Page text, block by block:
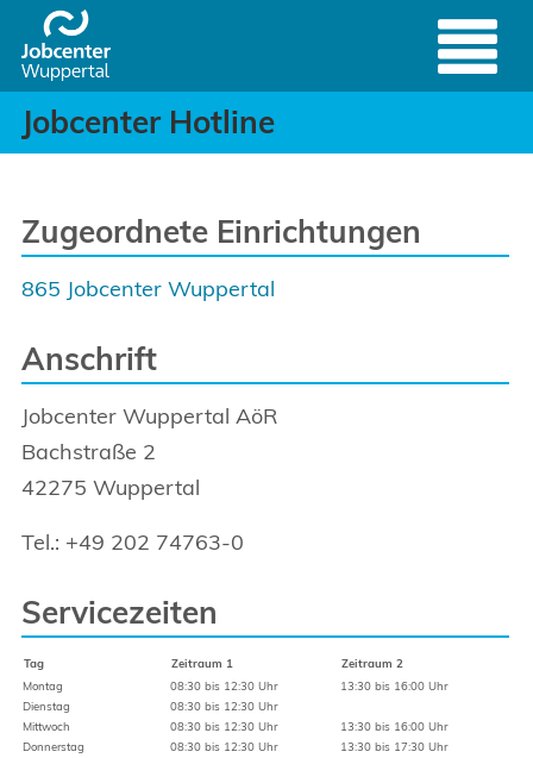
Zum Hauptinhalt springen
Jobcenter Hotline -
Header
Jobcenter Hotline
Zugeordnete Einrichtungen
865 Jobcenter Wuppertal
Anschrift
Jobcenter Wuppertal AöR
Bachstraße 2
42275 Wuppertal
Tel.: +49 202 74763-0
Servicezeiten
Tag Zeitraum 1
Zeitraum 2
Montag
08:30 bis 12:30 Uhr
13:30 bis 16:00 Uhr
Dienstag
08:30 bis 12:30 Uhr
Mittwoch
08:30 bis 12:30 Uhr
13:30 bis 16:00 Uhr
Donnerstag
08:30 bis 12:30 Uhr
13:30 bis 17:30 Uhr